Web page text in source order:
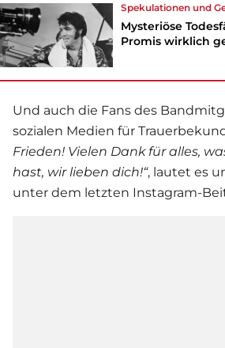
Spekulationen und
Mysteriöse
Promis wirklich
Und auch die Fans des
sozialen Medien für
Frieden! Vielen Dank für alles,
hast, wir lieben dich!“, lautet es
unter dem letzten Instagram-